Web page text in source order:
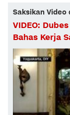
Saksikan Video
VIDEO:
Bahas Kerja